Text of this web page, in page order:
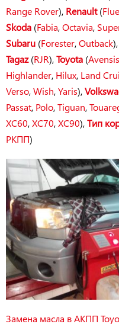
Range Rover), Renault(
Skoda (Fabia,Octavia,
Subaru (Forester,Outback),
Tagaz(RJR),Toyota (Avensis
Highlander, Hilux, Land
Verso,Wish,Yaris),
Passat, Polo,Tiguan,
XC60,XC70,XC90),Тип
РКПП)
Замена масла в АКПП